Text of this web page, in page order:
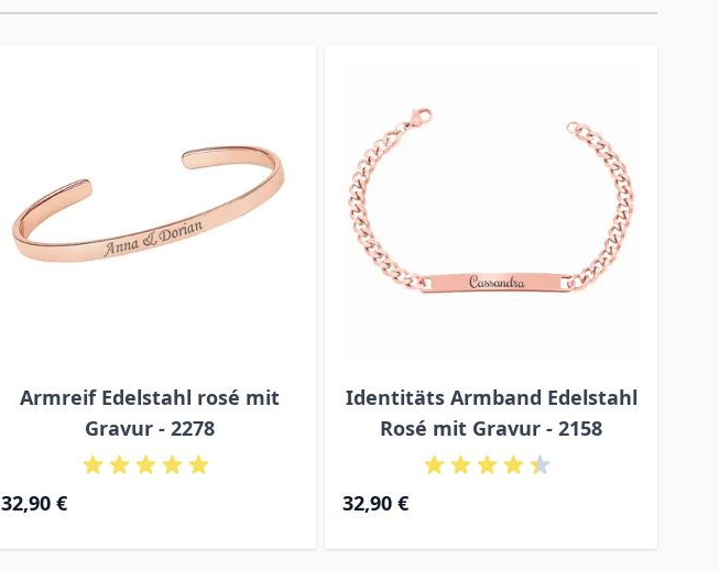
Armreif Edelstahl rosé mit
Gravur - 2278
32,90 €
Identitäts Armband Edelstahl
Rosé mit Gravur - 2158
32,90 €